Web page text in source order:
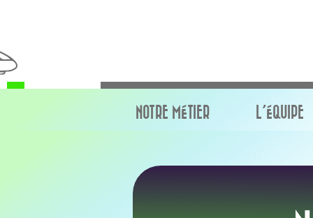
NOTRE MÉTIER L’ÉQUIPE